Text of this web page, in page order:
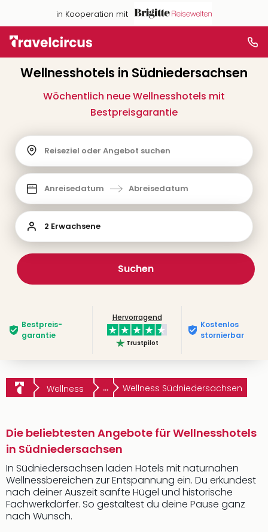
in Kooperation mit
Wellnesshotels in Südniedersachsen
Wöchentlich neue Wellnesshotels mit
Bestpreisgarantie
Reiseziel oder Angebot suchen
Anreisedatum Abreisedatum
2 Erwachsene
Suchen
Bestpreis­
garantie
Hervorragend
Trustpilot
Kostenlos
stornierbar
Wellness ... Wellness Südniedersachsen
Die beliebtesten Angebote für Wellnesshotels
in Südniedersachsen
In Südniedersachsen laden Hotels mit naturnahen
Wellnessbereichen zur Entspannung ein. Du erkundest
nach deiner Auszeit sanfte Hügel und historische
Fachwerkdörfer. So gestaltest du deine Pause ganz
nach Wunsch.